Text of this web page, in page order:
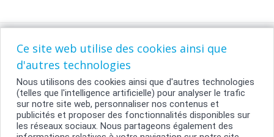
Ce site web utilise des cookies ainsi que
d'autres technologies
Nous utilisons des cookies ainsi que d'autres technologies
(telles que l'intelligence artificielle) pour analyser le trafic
sur notre site web, personnaliser nos contenus et
publicités et proposer des fonctionnalités disponibles sur
les réseaux sociaux. Nous partageons également des